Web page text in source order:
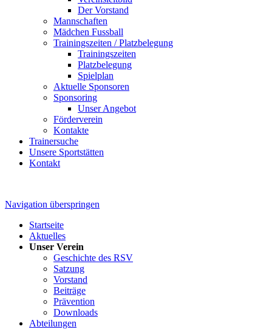
Der Vorstand
Mannschaften
Mädchen Fussball
Trainingszeiten / Platzbelegung
Trainingszeiten
Platzbelegung
Spielplan
Aktuelle Sponsoren
Sponsoring
Unser Angebot
Förderverein
Kontakte
Trainersuche
Unsere Sportstätten
Kontakt
Navigation überspringen
Startseite
Aktuelles
Unser Verein
Geschichte des RSV
Satzung
Vorstand
Beiträge
Prävention
Downloads
Abteilungen